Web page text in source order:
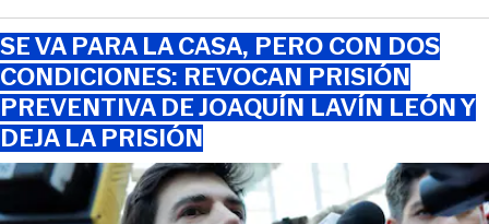
SE VA PARA LA CASA, PERO CON DOS
CONDICIONES: REVOCAN PRISIÓN
PREVENTIVA DE JOAQUÍN LAVÍN LEÓN Y
DEJA LA PRISIÓN